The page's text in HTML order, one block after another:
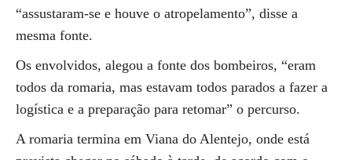
“assustaram-se e houve o atropelamento”, disse a
mesma fonte.
Os envolvidos, alegou a fonte dos bombeiros, “eram
todos da romaria, mas estavam todos parados a fazer a
logística e a preparação para retomar” o percurso.
A romaria termina em Viana do Alentejo, onde está